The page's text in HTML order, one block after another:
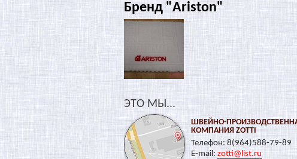
Бренд "Ariston"
ЭТО МЫ...
ШВЕЙНО-
КОМПАНИЯ ZOTTI
Телефон: 8(964)588-79-89
E-mail: zotti@list.ru